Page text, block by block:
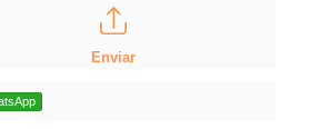
Enviar